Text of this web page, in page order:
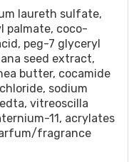
laureth sulfate,
palmate, coco-
peg-7 glyceryl
seed extract,
butter, cocamide
sodium
vitreoscilla
11, acrylates
fragrance